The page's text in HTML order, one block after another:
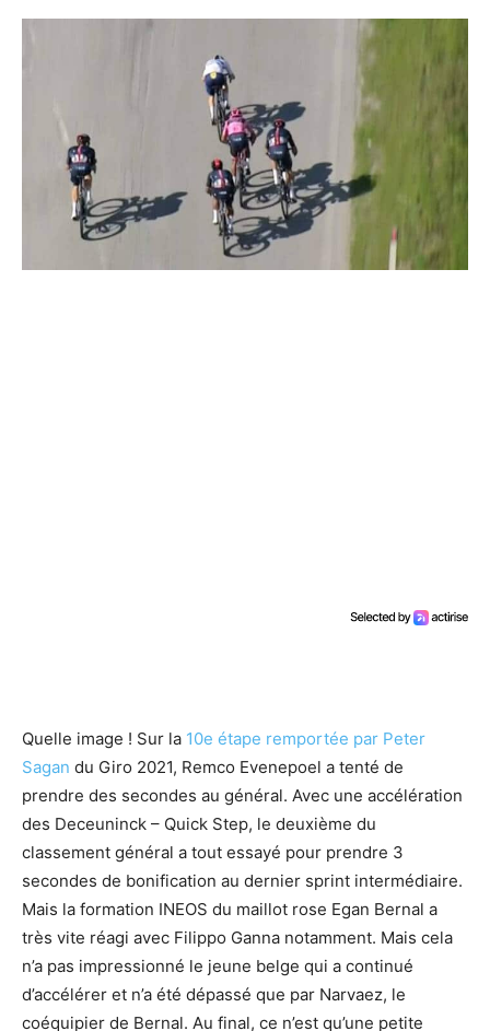
Quelle image ! Sur la 10e étape remportée par Peter
Sagan du Giro 2021, Remco Evenepoel a tenté de
prendre des secondes au général. Avec une accélération
des Deceuninck – Quick Step, le deuxième du
classement général a tout essayé pour prendre 3
secondes de bonification au dernier sprint intermédiaire.
Mais la formation INEOS du maillot rose Egan Bernal a
très vite réagi avec Filippo Ganna notamment. Mais cela
n’a pas impressionné le jeune belge qui a continué
d’accélérer et n’a été dépassé que par Narvaez, le
coéquipier de Bernal. Au final, ce n’est qu’une petite